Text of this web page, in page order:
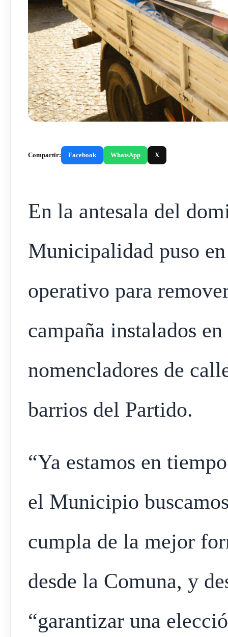
Compartir: Facebook WhatsApp X
En la antesala del
Municipalidad puso
operativo para
campaña instalados
nomencladores de
barrios del Partido.
“Ya estamos en
el Municipio
cumpla de la mejor
desde la Comuna, y
“garantizar una